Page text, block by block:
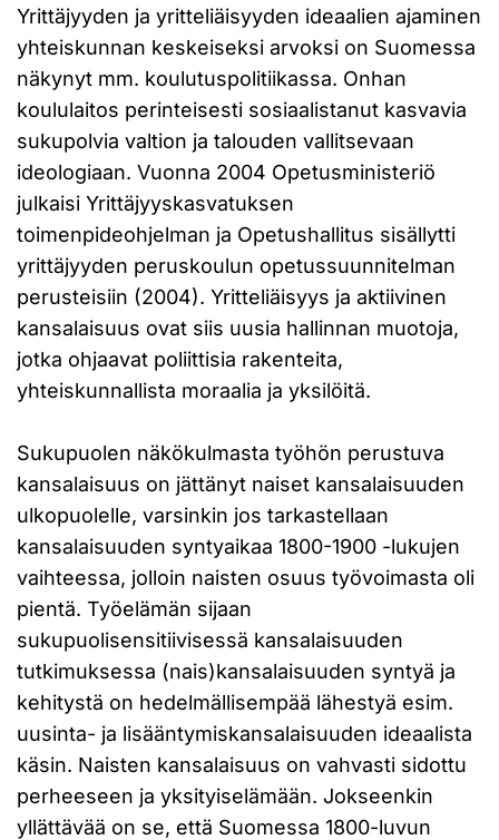
Yrittäjyyden ja yritteliäisyyden ideaalien ajaminen
yhteiskunnan keskeiseksi arvoksi on Suomessa
näkynyt mm. koulutuspolitiikassa. Onhan
koululaitos perinteisesti sosiaalistanut kasvavia
sukupolvia valtion ja talouden vallitsevaan
ideologiaan. Vuonna 2004 Opetusministeriö
julkaisi Yrittäjyyskasvatuksen
toimenpideohjelman ja Opetushallitus sisällytti
yrittäjyyden peruskoulun opetussuunnitelman
perusteisiin (2004). Yritteliäisyys ja aktiivinen
kansalaisuus ovat siis uusia hallinnan muotoja,
jotka ohjaavat poliittisia rakenteita,
yhteiskunnallista moraalia ja yksilöitä.
Sukupuolen näkökulmasta työhön perustuva
kansalaisuus on jättänyt naiset kansalaisuuden
ulkopuolelle, varsinkin jos tarkastellaan
kansalaisuuden syntyaikaa 1800-1900 -lukujen
vaihteessa, jolloin naisten osuus työvoimasta oli
pientä. Työelämän sijaan
sukupuolisensitiivisessä kansalaisuuden
tutkimuksessa (nais)kansalaisuuden syntyä ja
kehitystä on hedelmällisempää lähestyä esim.
uusinta- ja lisääntymiskansalaisuuden ideaalista
käsin. Naisten kansalaisuus on vahvasti sidottu
perheeseen ja yksityiselämään. Jokseenkin
yllättävää on se, että Suomessa 1800-luvun